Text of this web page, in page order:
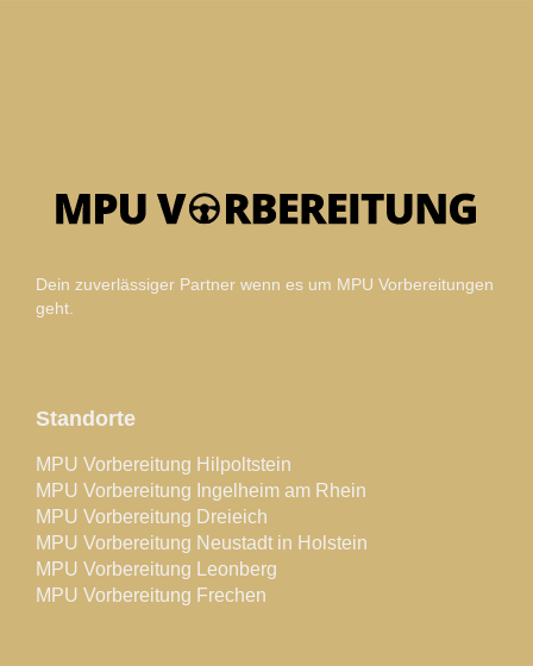
Dein zuverlässiger Partner wenn es um MPU Vorbereitungen
geht.
Standorte
MPU Vorbereitung Hilpoltstein
MPU Vorbereitung Ingelheim am Rhein
MPU Vorbereitung Dreieich
MPU Vorbereitung Neustadt in Holstein
MPU Vorbereitung Leonberg
MPU Vorbereitung Frechen